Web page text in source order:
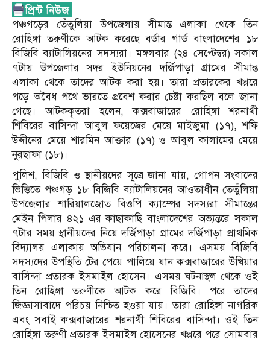
পঞ্চগড়ের তেঁতুলিয়া উপজেলায় সীমান্ত এলাকা থেকে তিন
রোহিঙ্গা তরুণীকে আটক করেছে বর্ডার গার্ড বাংলাদেশের ১৮
বিজিবি ব্যাটালিয়নের সদস্যরা। মঙ্গলবার (২৪ সেপ্টেম্বর) সকাল
৭টায় উপজেলার সদর ইউনিয়নের দর্জিপাড়া গ্রামের সীমান্ত
এলাকা থেকে তাদের আটক করা হয়। তারা প্রতারকের খপ্পরে
পড়ে অবৈধ পথে ভারতে প্রবেশ করার চেষ্টা করছিল বলে জানা
গেছে। আটককৃতরা হলেন, কক্সবাজারের রোহিঙ্গা শরনার্থী
শিবিরের বাসিন্দা আবুল ফয়েজের মেয়ে মাইজুমা (১৭), শফি
উদ্দীনের মেয়ে শারমিন আক্তার (১৭) ও আবুল কালামের মেয়ে
নুরছাফা (১৮)।
পুলিশ, বিজিবি ও স্থানীয়দের সূত্রে জানা যায়, গোপন সংবাদের
ভিত্তিতে পঞ্চগড় ১৮ বিজিবি ব্যাটালিয়নের আওতাধীন তেতুঁলিয়া
উপজেলার শারিয়ালজোত বিওপি ক্যাম্পের সদস্যরা সীমান্তের
মেইন পিলার ৪২১ এর কাছাকাছি বাংলাদেশের অভ্যন্তরে সকাল
৭টার সময় স্থানীয়দের নিয়ে দর্জিপাড়া গ্রামের দর্জিপাড়া প্রাথমিক
বিদ্যালয় এলাকায় অভিযান পরিচালনা করে। এসময় বিজিবি
সদস্যদের উপস্থিতি টের পেয়ে পালিয়ে যান কক্সবাজারের উঁখিয়ার
বাসিন্দা প্রতারক ইসমাইল হোসেন। এসময় ঘটনাস্থল থেকে ওই
তিন রোহিঙ্গা তরুণীকে আটক করে বিজিবি। পরে তাদের
জিজ্ঞাসাবাদে পরিচয় নিশ্চিত হওয়া যায়। তারা রোহিঙ্গা নাগরিক
এবং সবাই কক্সবাজারের শরনার্থী শিবিরের বাসিন্দা। ওই তিন
রোহিঙ্গা তরুণী প্রতারক ইসমাইল হোসেনের খপ্পরে পরে সোমবার